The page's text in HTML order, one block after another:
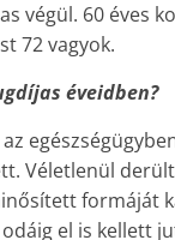
végül. 60 éves
72 vagyok.
éveidben?
az
Véletlenül
formáját
el is kellett